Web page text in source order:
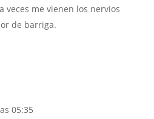
veces me vienen los nervios
de barriga.
05:35